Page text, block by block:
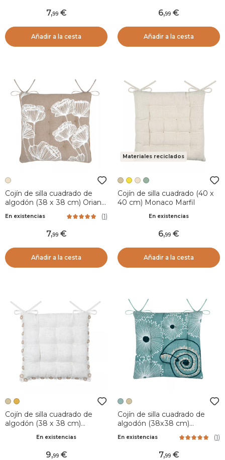
7,99
Añadir a la cesta
6,99
Añadir a la cesta
Cojín de silla cuadrado de
algodón (38 x 38 cm) Oriana
En existencias (1)
7,99
Añadir a la cesta
Materiales reciclados
Cojín de silla cuadrado (40 x
40 cm) Monaco Marfil
En existencias
6,99
Añadir a la cesta
Cojín de silla cuadrado de
algodón (38 x 38 cm)
En existencias
9,99
Cojín de silla cuadrado de
algodón (38x38 cm)
En existencias (1)
7,99